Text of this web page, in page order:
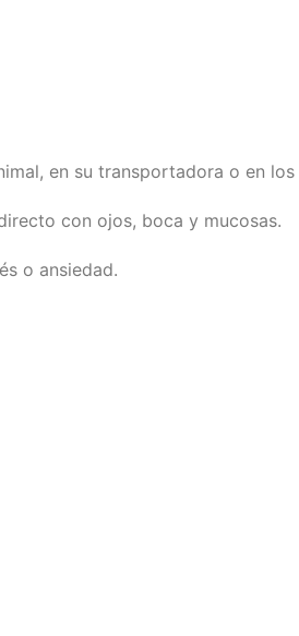
en su transportadora o en
con ojos, boca y mucosas.
o ansiedad.